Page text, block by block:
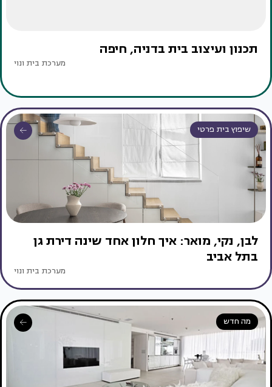
תכנון ועיצוב בית בדניה, חיפה
מערכת בית ונוי
שיפוץ בית פרטי
לבן, נקי, מואר: איך חלון אחד שינה דירת גן
בתל אביב
מערכת בית ונוי
מה חדש